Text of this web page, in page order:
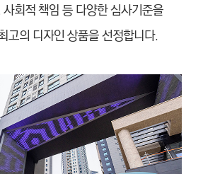
회적 책임 등 다양한 심사기준을
고의 디자인 상품을 선정합니다.